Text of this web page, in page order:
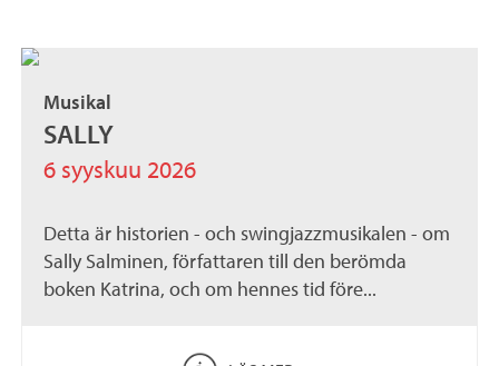
Musikal
SALLY
6 syyskuu 2026
Detta är historien - och swingjazzmusikalen - om
Sally Salminen, författaren till den berömda
boken Katrina, och om hennes tid före...